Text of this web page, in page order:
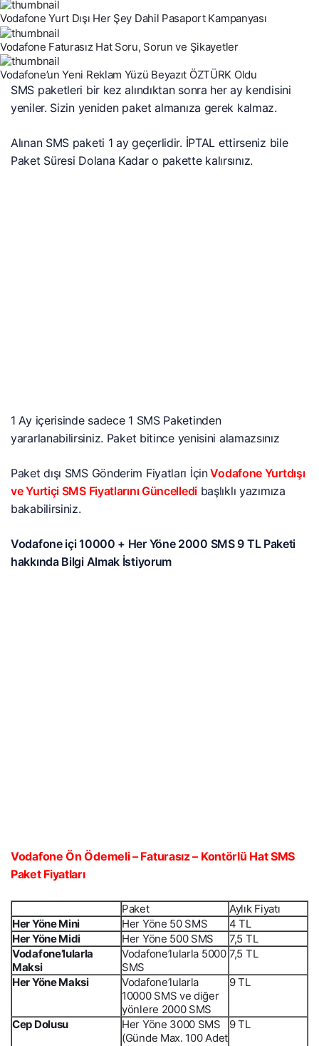
Vodafone Yurt Dışı Her Şey Dahil Pasaport Kampanyası
Vodafone Faturasız Hat Soru, Sorun ve Şikayetler
Vodafone’un Yeni Reklam Yüzü Beyazıt ÖZTÜRK Oldu
SMS paketleri bir kez alındıktan sonra her ay kendisini
yeniler. Sizin yeniden paket almanıza gerek kalmaz.
Alınan SMS paketi 1 ay geçerlidir. İPTAL ettirseniz bile
Paket Süresi Dolana Kadar o pakette kalırsınız.
1 Ay içerisinde sadece 1 SMS Paketinden
yararlanabilirsiniz. Paket bitince yenisini alamazsınız
Paket dışı SMS Gönderim Fiyatları İçinVodafone Yurtdışı
ve Yurtiçi SMS Fiyatlarını Güncelledibaşlıklı yazımıza
bakabilirsiniz.
Vodafone içi 10000 + Her Yöne 2000 SMS 9 TL Paketi
hakkında Bilgi Almak İstiyorum
Vodafone Ön Ödemeli – Faturasız – Kontörlü Hat SMS
Paket Fiyatları
Paket
Aylık Fiyatı
Her Yöne Mini
Her Yöne 50 SMS
4 TL
Her Yöne Midi
Her Yöne 500 SMS
7,5 TL
Vodafone’lularla
Maksi
Vodafone’lularla 5000
SMS
7,5 TL
Her Yöne Maksi
Vodafone’lularla
10000 SMS ve diğer
yönlere 2000 SMS
9 TL
Cep Dolusu
Her Yöne 3000 SMS
(Günde Max. 100 Adet
9 TL